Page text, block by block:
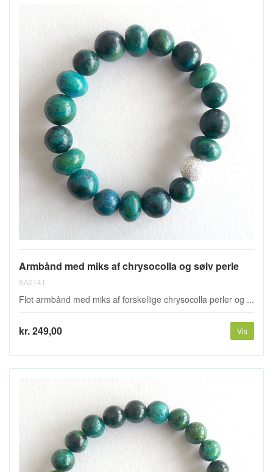
Armbånd med miks af chrysocolla og sølv perle
SA2141
Flot armbånd med miks af forskellige chrysocolla perler og ...
kr. 249,00 Vis